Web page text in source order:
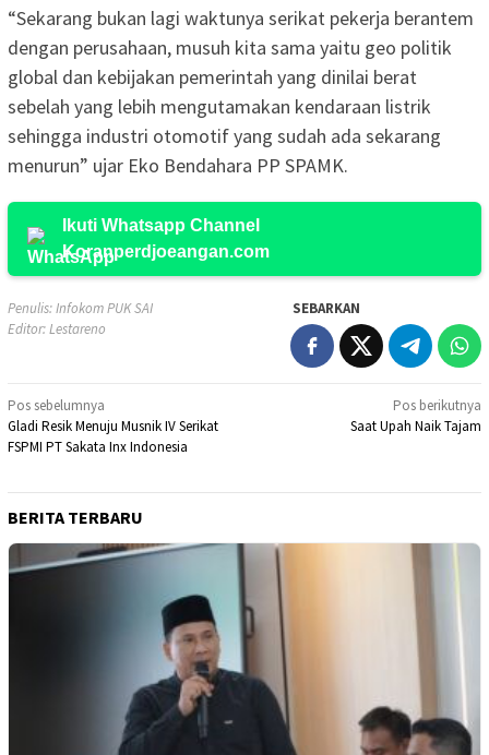
“Sekarang bukan lagi waktunya serikat pekerja berantem
dengan perusahaan, musuh kita sama yaitu geo politik
global dan kebijakan pemerintah yang dinilai berat
sebelah yang lebih mengutamakan kendaraan listrik
sehingga industri otomotif yang sudah ada sekarang
menurun” ujar Eko Bendahara PP SPAMK.
Ikuti Whatsapp Channel
Koranperdjoeangan.com
Penulis: Infokom PUK SAI
Editor: Lestareno
SEBARKAN
Navigasi
pos
Pos sebelumnya
Gladi Resik Menuju Musnik IV Serikat
FSPMI PT Sakata Inx Indonesia
Pos berikutnya
Saat Upah Naik Tajam
BERITA TERBARU